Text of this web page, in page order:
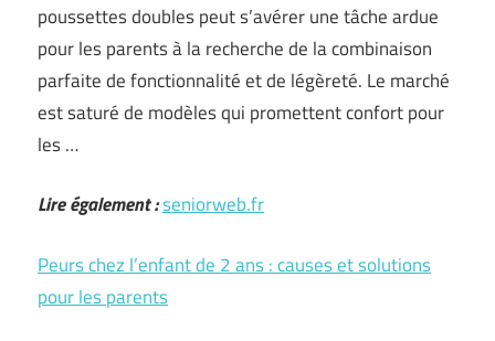
poussettes doubles peut s’avérer une tâche ardue
pour les parents à la recherche de la combinaison
parfaite de fonctionnalité et de légèreté. Le marché
est saturé de modèles qui promettent confort pour
les …
Lire également :seniorweb.fr
Peurs chez l’enfant de 2 ans : causes et solutions
pour les parents